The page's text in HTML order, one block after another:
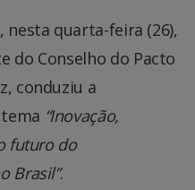
quarta-feira (26),
do Conselho do Pacto
conduziu a
“Inovação,
futuro do
Brasil”.